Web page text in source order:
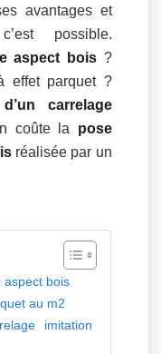
avantages et
possible.
aspect bois?
effet parquet ?
carrelage
coûte la pose
réalisée par un
aspect bois
au m2
imitation